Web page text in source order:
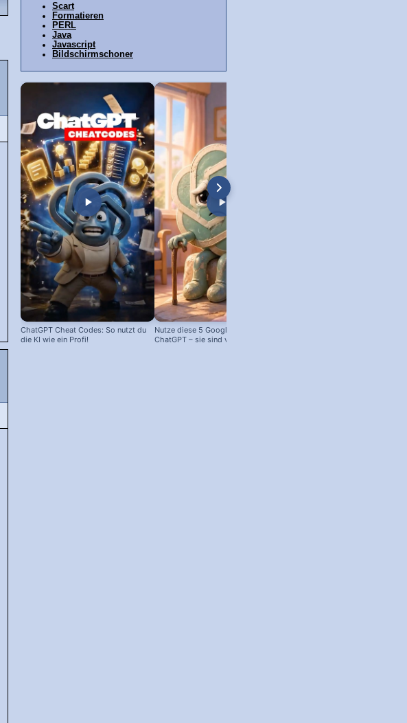
Scart
Formatieren
PERL
Java
Javascript
Bildschirmschoner
ChatGPT Cheat Codes: So nutzt du
die KI wie ein Profi!
Nutze diese 5 Google Tools statt
ChatGPT – sie sind viel besser!